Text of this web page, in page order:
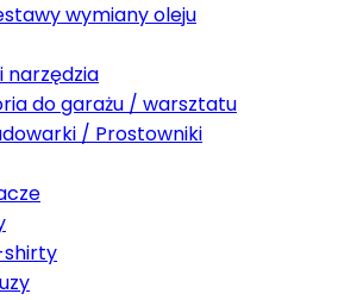
wymiany oleju
narzędzia
do garażu / warsztatu
/ Prostowniki